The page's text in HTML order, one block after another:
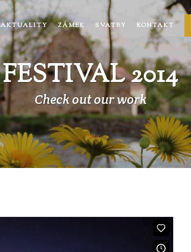
AKTUALITY ZÁMEK SVATBY KONTAKT
FESTIVAL 2014
Check out our work